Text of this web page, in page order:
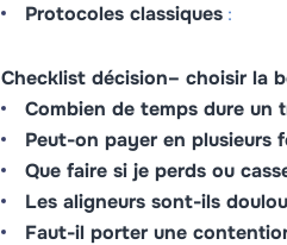
Protocoles classiques :
Checklist décision– choisir la
Combien de temps dure un
Peut-on payer en plusieurs
Que faire si je perds ou
Les aligneurs sont-ils
Faut-il porter une